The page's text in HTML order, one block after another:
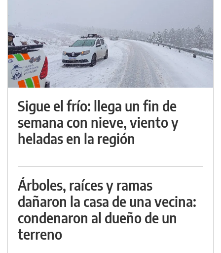
Sigue el frío: llega un fin de
semana con nieve, viento y
heladas en la región
Árboles, raíces y ramas
dañaron la casa de una vecina:
condenaron al dueño de un
terreno